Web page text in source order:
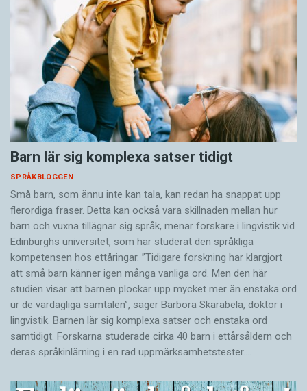
Barn lär sig komplexa satser tidigt
SPRÅKBLOGGEN
Små barn, som ännu inte kan tala, kan redan ha snappat upp
flerordiga fraser. Detta kan också vara skillnaden mellan hur
barn och vuxna tillägnar sig språk, menar forskare i lingvistik vid
Edinburghs universitet, som har studerat den språkliga
kompetensen hos ettåringar. ”Tidigare forskning har klargjort
att små barn känner igen många vanliga ord. Men den här
studien visar att barnen plockar upp mycket mer än enstaka ord
ur de vardagliga samtalen”, säger Barbora Skarabela, doktor i
lingvistik. Barnen lär sig komplexa satser och enstaka ord
samtidigt. Forskarna studerade cirka 40 barn i ettårsåldern och
deras språkinlärning i en rad uppmärksamhetstester.…